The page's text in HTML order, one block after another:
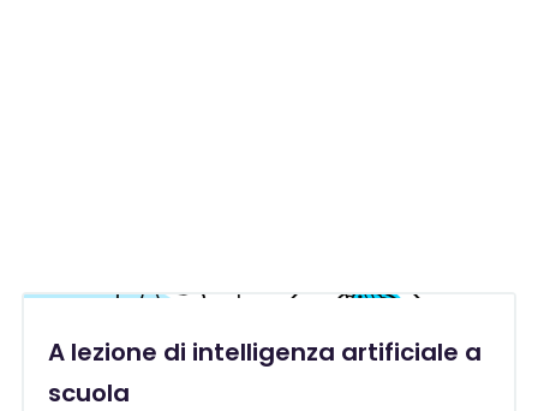
A lezione di intelligenza artificiale a
scuola